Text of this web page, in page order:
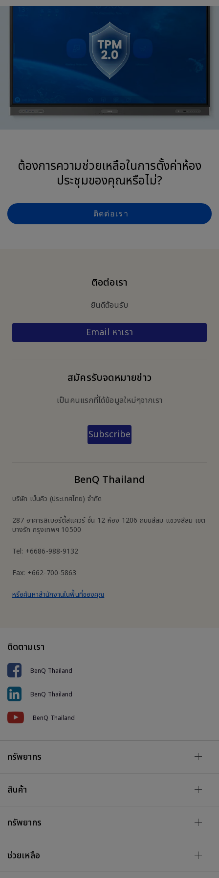
ต้องการความช่วยเหลือในการตั้งค่าห้อง
ประชุมของคุณหรือไม่?
ติดต่อเรา
ติอต่อเรา
ยินดีต้อนรับ
Email หาเรา
สมัครรับจดหมายข่าว
เป็นคนแรกที่ได้ข้อมูลใหม่ๆจากเรา
Subscribe
BenQ Thailand
บริษัท เบ็นคิว (ประเทศไทย) จำกัด
287 อาคารลิเบอร์ตี้สแควร์ ชั้น 12 ห้อง 1206 ถนนสีลม แขวงสีลม เขต
บางรัก กรุงเทพฯ 10500
Tel: +6686-988-9132
Fax: +662-700-5863
หรือค้นหาสำนักงานในพื้นที่ของคุณ
ติดตามเรา
BenQ Thailand
BenQ Thailand
BenQ Thailand
ทรัพยากร
สินค้า
ทรัพยากร
ช่วยเหลือ